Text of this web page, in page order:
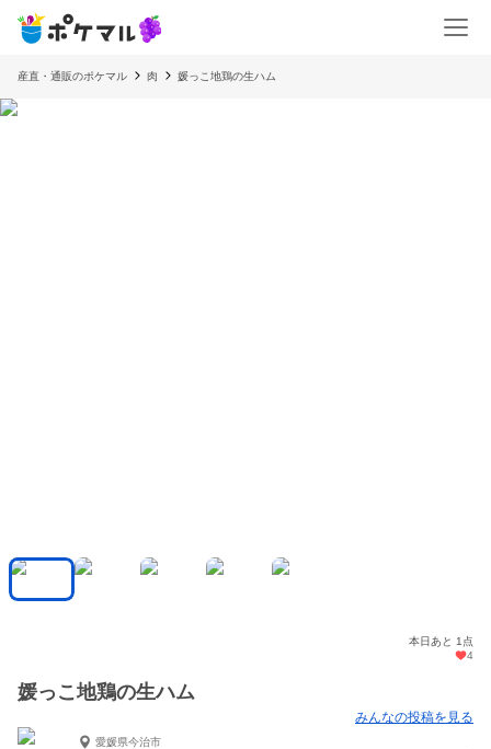
産直・通販のポケマル 肉 媛っこ地鶏の生ハム
本日あと 1点
4
媛っこ地鶏の生ハム
みんなの投稿を見る
愛媛県今治市